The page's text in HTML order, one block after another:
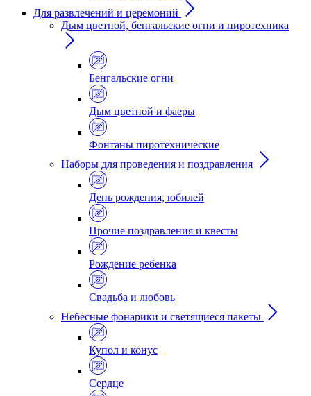
Для развлечений и церемоний
Дым цветной, бенгальские огни и пиротехника
Бенгальские огни
Дым цветной и фаеры
Фонтаны пиротехнические
Наборы для проведения и поздравления
День рождения, юбилей
Прочие поздравления и квесты
Рождение ребенка
Свадьба и любовь
Небесные фонарики и светящиеся пакеты
Купол и конус
Сердце